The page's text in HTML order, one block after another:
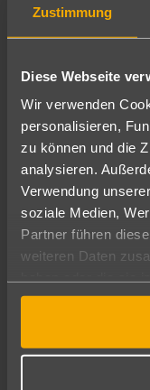
Zustimmung
Diese Webseite
Wir verwenden
personalisieren,
zu können und die
analysieren.
Verwendung
soziale Medien,
Partner führen
weiteren Daten
gesammelt haben.
Hotel
3 Nächte∙
Nordseeküste und
Hotel Hafen